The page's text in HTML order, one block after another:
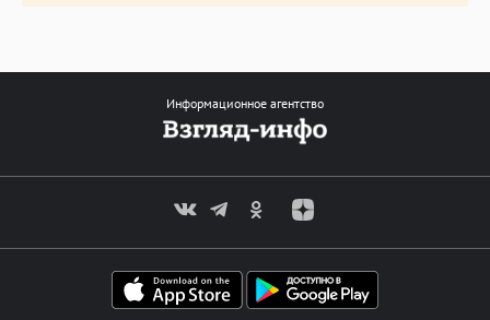
Информационное агентство